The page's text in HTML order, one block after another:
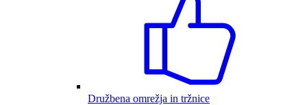
Družbena omrežja in tržnice